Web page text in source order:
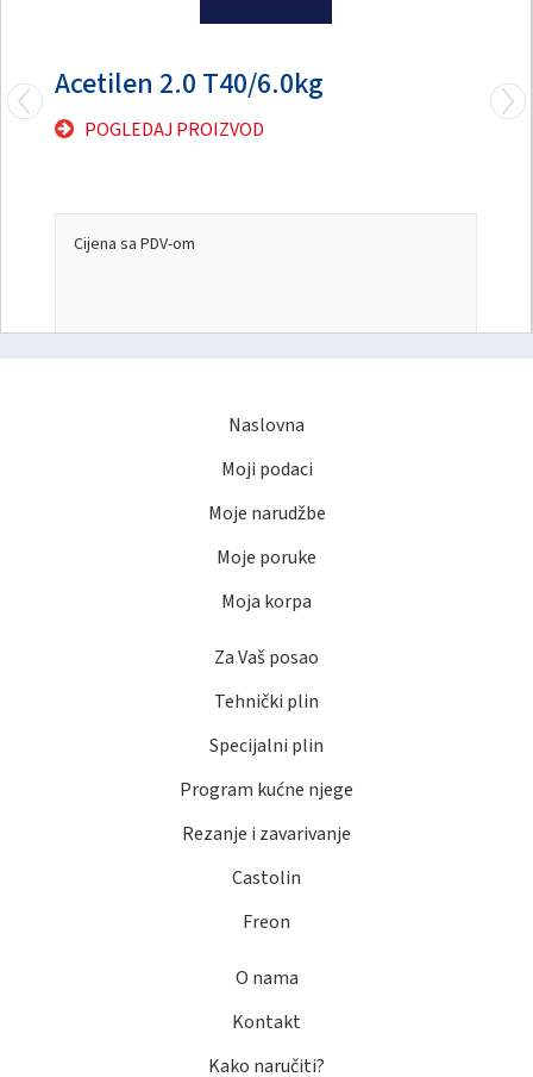
Acetilen 2.0 T40/6.0kg
POGLEDAJ PROIZVOD
Cijena sa PDV-om
Naslovna
Moji podaci
Moje narudžbe
Moje poruke
Moja korpa
Za Vaš posao
Tehnički plin
Specijalni plin
Program kućne njege
Rezanje i zavarivanje
Castolin
Freon
O nama
Kontakt
Kako naručiti?